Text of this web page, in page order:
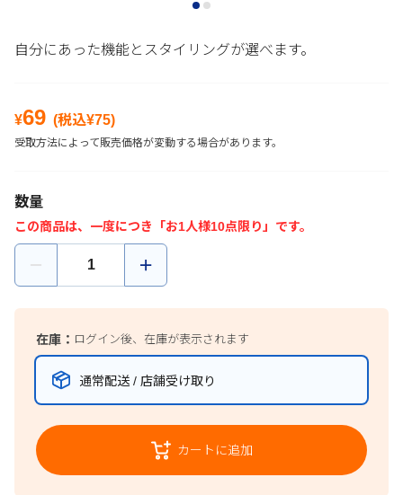
自分にあった機能とスタイリングが選べます。
¥69 (税込¥75)
受取方法によって販売価格が変動する場合があります。
数量
この商品は、一度につき「お1人様10点限り」です。
在庫： ログイン後、在庫が表示されます
通常配送 / 店舗受け取り
カートに追加